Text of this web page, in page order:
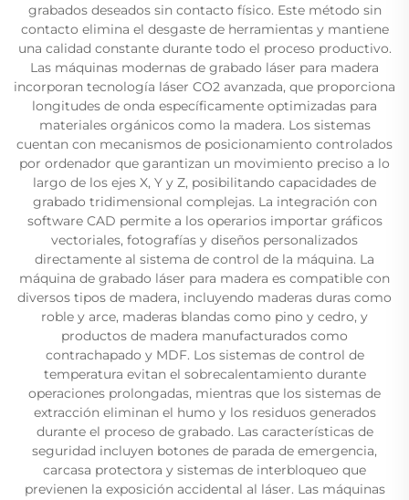
grabados deseados sin contacto físico. Este método sin
contacto elimina el desgaste de herramientas y mantiene
una calidad constante durante todo el proceso productivo.
Las máquinas modernas de grabado láser para madera
incorporan tecnología láser CO2 avanzada, que proporciona
longitudes de onda específicamente optimizadas para
materiales orgánicos como la madera. Los sistemas
cuentan con mecanismos de posicionamiento controlados
por ordenador que garantizan un movimiento preciso a lo
largo de los ejes X, Y y Z, posibilitando capacidades de
grabado tridimensional complejas. La integración con
software CAD permite a los operarios importar gráficos
vectoriales, fotografías y diseños personalizados
directamente al sistema de control de la máquina. La
máquina de grabado láser para madera es compatible con
diversos tipos de madera, incluyendo maderas duras como
roble y arce, maderas blandas como pino y cedro, y
productos de madera manufacturados como
contrachapado y MDF. Los sistemas de control de
temperatura evitan el sobrecalentamiento durante
operaciones prolongadas, mientras que los sistemas de
extracción eliminan el humo y los residuos generados
durante el proceso de grabado. Las características de
seguridad incluyen botones de parada de emergencia,
carcasa protectora y sistemas de interbloqueo que
previenen la exposición accidental al láser. Las máquinas